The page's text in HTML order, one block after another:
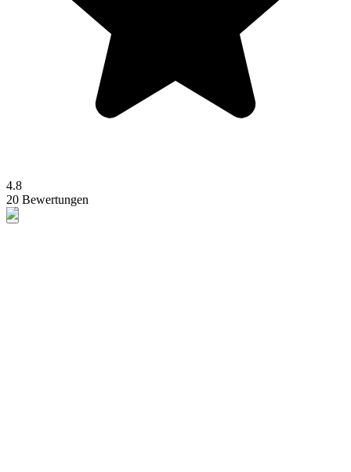
4.8
20 Bewertungen